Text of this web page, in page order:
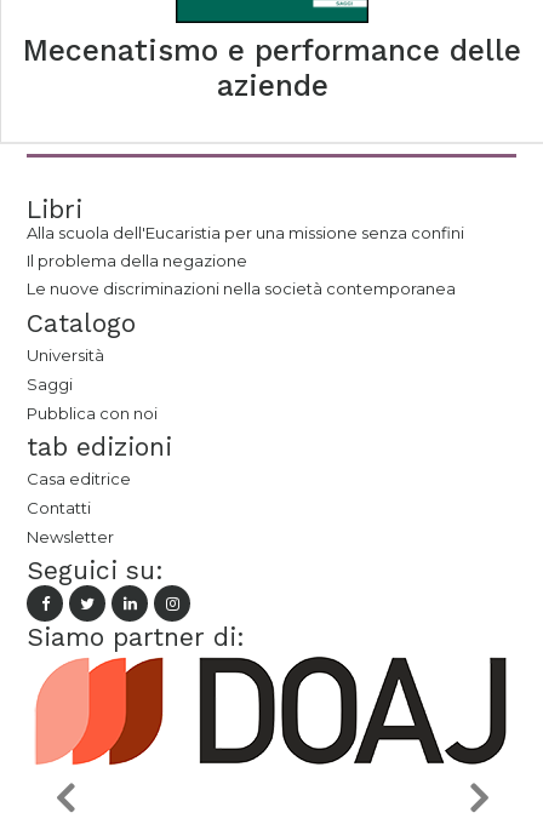
Mecenatismo e performance delle
aziende
Libri
Alla scuola dell'Eucaristia per una missione senza confini
Il problema della negazione
Le nuove discriminazioni nella società contemporanea
Catalogo
Università
Saggi
Pubblica con noi
tab edizioni
Casa editrice
Contatti
Newsletter
Seguici su:
Siamo partner di: